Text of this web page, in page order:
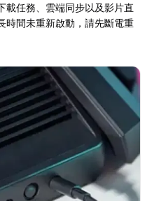
載任務、雲端同步以及影片直
時間未重新啟動，請先斷電重